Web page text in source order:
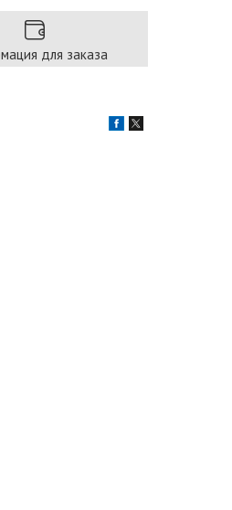
для заказа